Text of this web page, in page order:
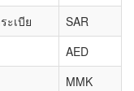
ะเบีย
SAR
AED
MMK